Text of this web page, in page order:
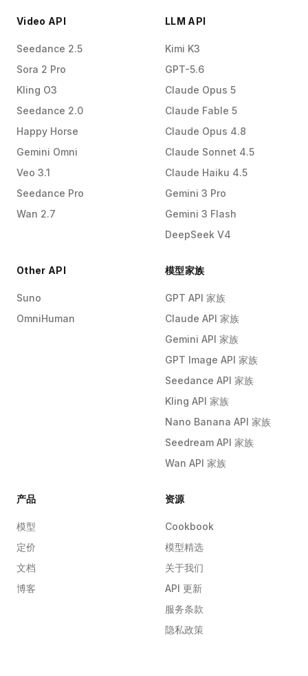
Video API
Seedance 2.5
Sora 2 Pro
Kling O3
Seedance 2.0
Happy Horse
Gemini Omni
Veo 3.1
Seedance Pro
Wan 2.7
LLM API
Kimi K3
GPT-5.6
Claude Opus 5
Claude Fable 5
Claude Opus 4.8
Claude Sonnet 4.5
Claude Haiku 4.5
Gemini 3 Pro
Gemini 3 Flash
DeepSeek V4
Other API
Suno
OmniHuman
模型家族
GPT API 家族
Claude API 家族
Gemini API 家族
GPT Image API 家族
Seedance API 家族
Kling API 家族
Nano Banana API 家族
Seedream API 家族
Wan API 家族
产品
模型
定价
文档
博客
资源
Cookbook
模型精选
关于我们
API 更新
服务条款
隐私政策